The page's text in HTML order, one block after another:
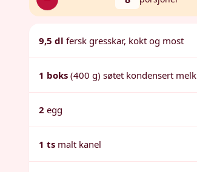
9,5 dl fersk gresskar, kokt og most
1 boks (400 g) søtet kondensert melk
2 egg
1 ts malt kanel